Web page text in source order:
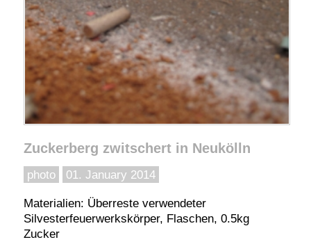
Zuckerberg zwitschert in Neukölln
photo 01. January 2014
Materialien: Überreste verwendeter
Silvesterfeuerwerkskörper, Flaschen, 0.5kg
Zucker